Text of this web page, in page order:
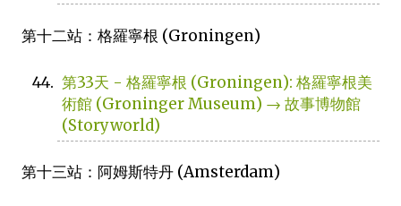
第十二站：格羅寧根 (Groningen)
第33天 - 格羅寧根 (Groningen): 格羅寧根美
術館 (Groninger Museum) → 故事博物館
(Storyworld)
第十三站：阿姆斯特丹 (Amsterdam)